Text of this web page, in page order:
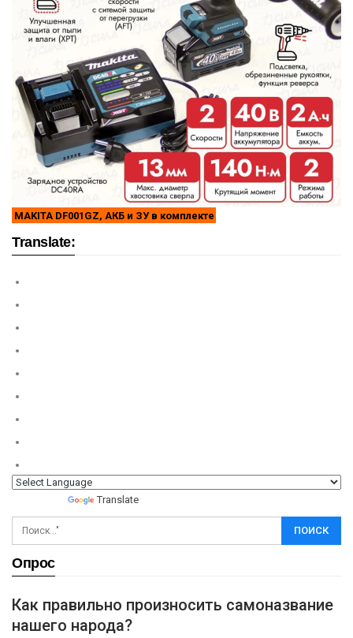
MAKITA DF001GZ, АКБ и ЗУ в комплекте
Translate:
Translate
Опрос
Как правильно произносить самоназвание
нашего народа?